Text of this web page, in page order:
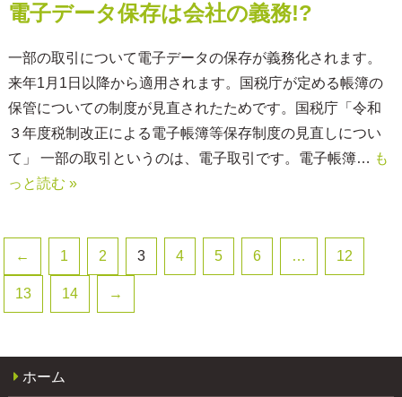
電子データ保存は会社の義務!?
一部の取引について電子データの保存が義務化されます。
来年1月1日以降から適用されます。国税庁が定める帳簿の
保管についての制度が見直されたためです。国税庁「令和
３年度税制改正による電子帳簿等保存制度の見直しについ
て」 一部の取引というのは、電子取引です。電子帳簿… も
っと読む »
← 1 2 3 4 5 6 … 12
13 14 →
ホーム